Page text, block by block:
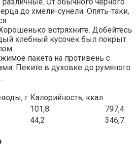
От обычного черного
до хмели-сунели. Опять-таки,
встряхните. Добейтесь
хлебный кусочек был покрыт
пакета на противень с
Пеките в духовке до румяного
г Калорийность, ккал
101,8
797,4
44,2 346,7